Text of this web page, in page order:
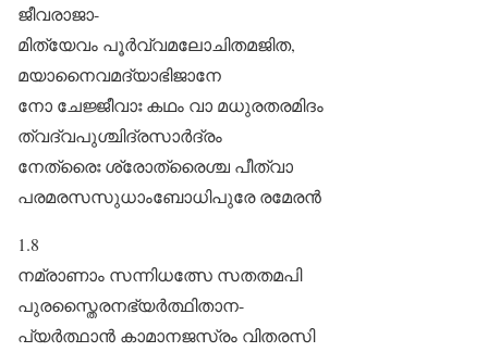
ജീവരാജാ-
മിത്യേവം പൂർ‌വ്വമലോചിതമജിത,
മയാനൈവമദ്യാഭിജാനേ
നോ ചേജ്ജീവാഃ കഥം വാ മധുരതരമിദം
ത്വദ്വപുശ്ചിദ്രസാർ‌ദ്രം
നേത്രൈഃ ശ്രോത്രൈശ്ച പീത്വാ
പരമരസസുധാംബോധിപുരേ രമേരൻ
1.8
നമ്രാണാം സന്നിധത്സേ സതതമപി
പുരസ്തൈരനഭ്യർത്ഥിതാന-
പ്യർ‌ത്ഥാൻ കാമാനജസ്രം വിതരസി